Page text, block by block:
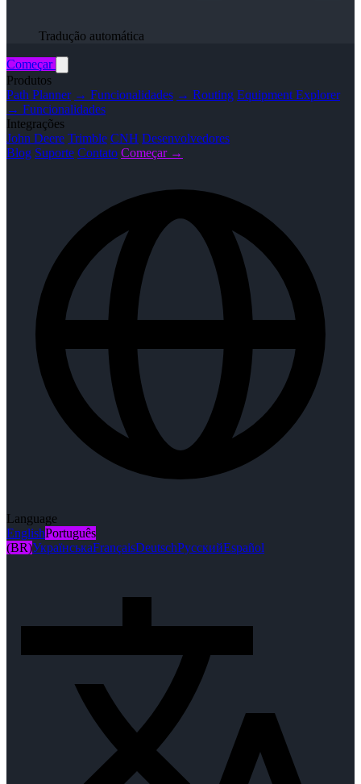
Tradução automática
Começar
Produtos
Path Planner → Funcionalidades → Routing Equipment Explorer
→ Funcionalidades
Integrações
John Deere Trimble CNH Desenvolvedores
Blog Suporte Contato Começar →
Language
EnglishPortuguês
(BR)УкраїнськаFrançaisDeutschРусскийEspañol